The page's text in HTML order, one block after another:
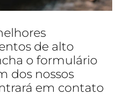
de alto
o formulário
dos nossos
em contato